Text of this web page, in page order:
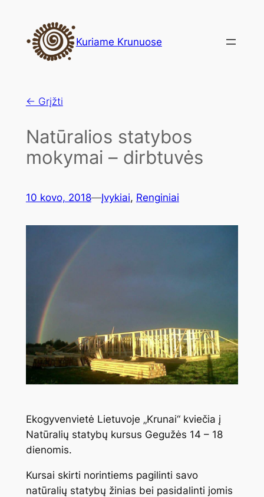
turinio
Kuriame Krunuose
← Grįžti
Natūralios statybos
mokymai – dirbtuvės
10 kovo, 2018—Įvykiai, Renginiai
Ekogyvenvietė Lietuvoje „Krunai“ kviečia į
Natūralių statybų kursus Gegužės 14 – 18
dienomis.
Kursai skirti norintiems pagilinti savo
natūralių statybų žinias bei pasidalinti jomis